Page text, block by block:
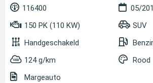
116400
05/
150 PK (110 KW)
SUV
Handgeschakeld
124 g/km
Rood
Margeauto